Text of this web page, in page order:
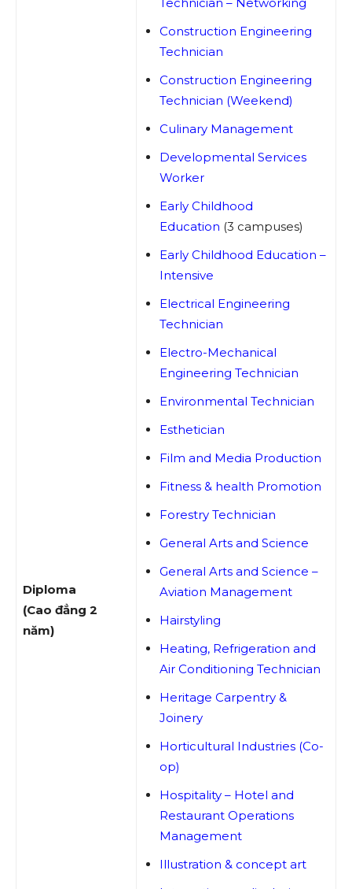
Diploma
(Cao đẳng 2
năm)
Construction Engineering
Technician
Construction Engineering
Technician (Weekend)
Culinary Management
Developmental Services
Worker
Early Childhood
Education (3 campuses)
Early Childhood Education –
Intensive
Electrical Engineering
Technician
Electro-Mechanical
Engineering Technician
Environmental Technician
Esthetician
Film and Media Production
Fitness & health Promotion
Forestry Technician
General Arts and Science
General Arts and Science –
Aviation Management
Hairstyling
Heating, Refrigeration and
Air Conditioning Technician
Heritage Carpentry &
Joinery
Horticultural Industries (Co-
op)
Hospitality – Hotel and
Restaurant Operations
Management
Illustration & concept art